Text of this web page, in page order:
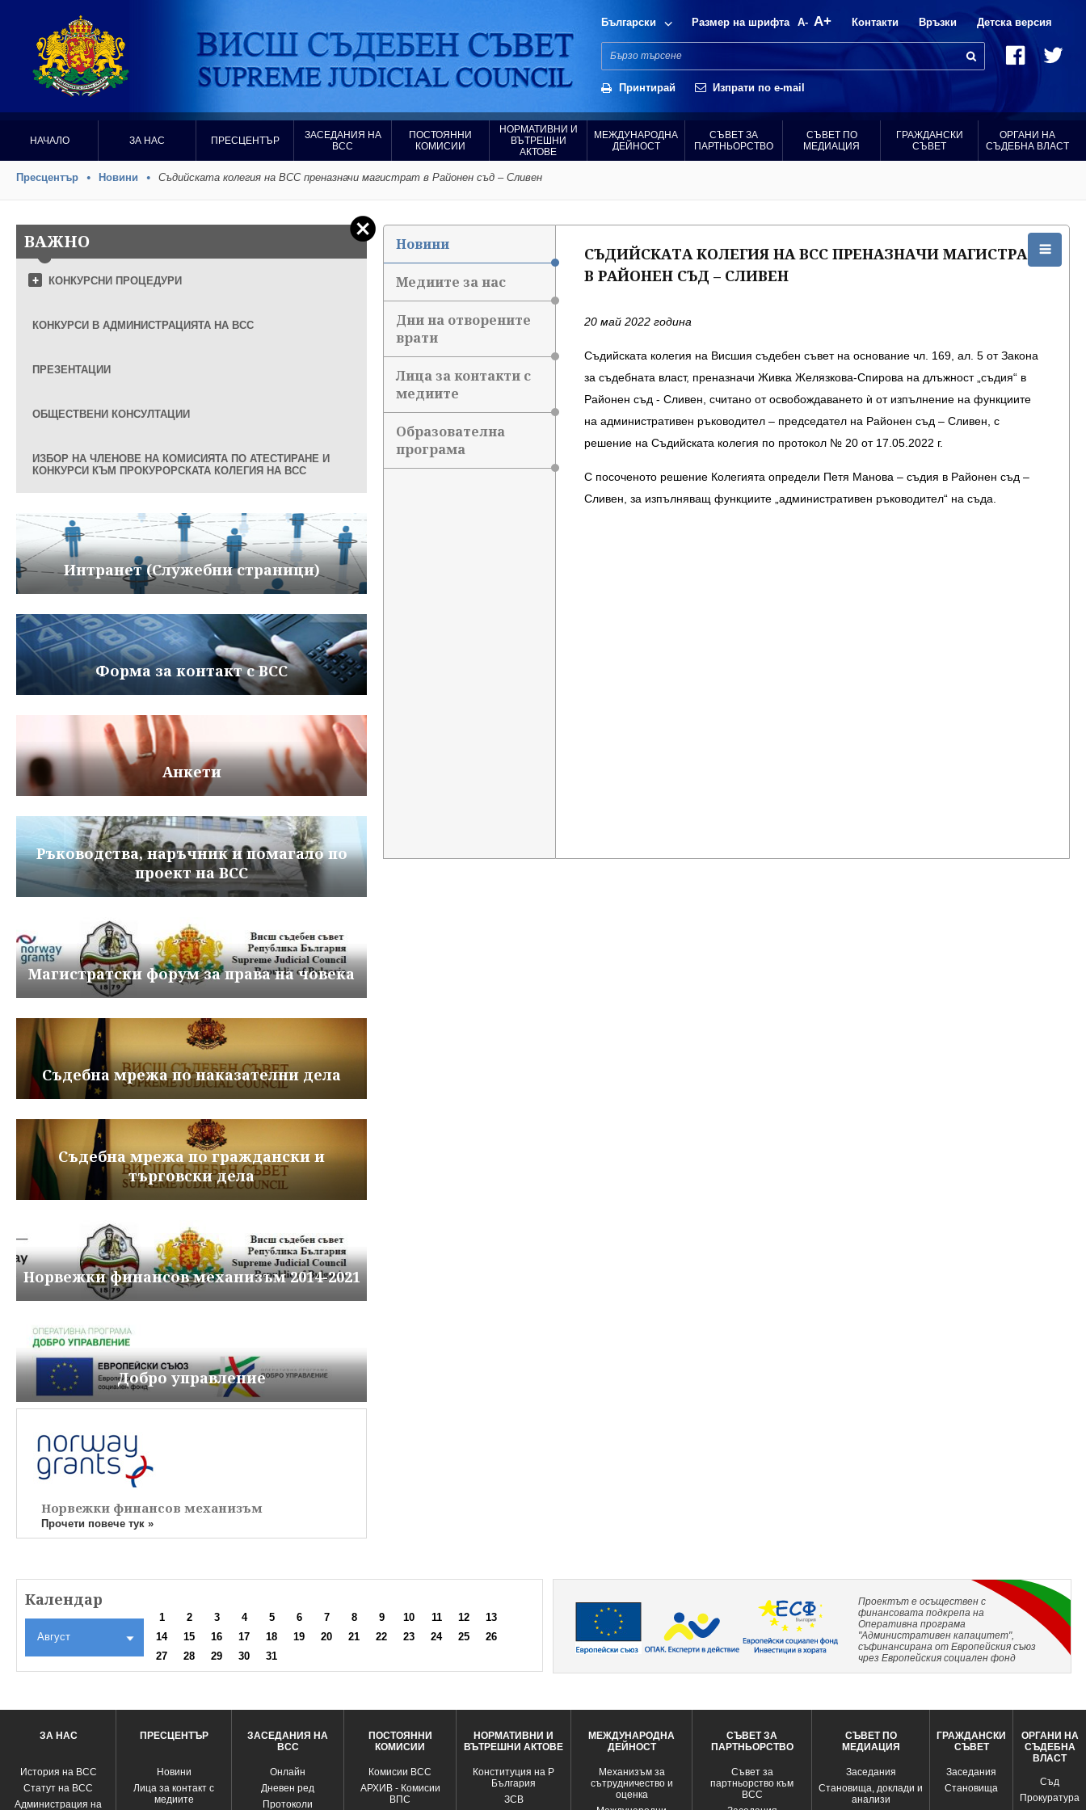
Български Размер на шрифта A- A+ Контакти Връзки Детска версия
Принтирай Изпрати по e-mail
НАЧАЛО ЗА НАС ПРЕСЦЕНТЪР
ЗАСЕДАНИЯ НА
ВСС
ПОСТОЯННИ
КОМИСИИ
НОРМАТИВНИ И
ВЪТРЕШНИ
АКТОВЕ
МЕЖДУНАРОДНА
ДЕЙНОСТ
СЪВЕТ ЗА
ПАРТНЬОРСТВО
СЪВЕТ ПО
МЕДИАЦИЯ
ГРАЖДАНСКИ
СЪВЕТ
ОРГАНИ НА
СЪДЕБНА ВЛАСТ
Пресцентър Новини Съдийската колегия на ВСС преназначи магистрат в Районен съд – Сливен
ВАЖНО
КОНКУРСНИ ПРОЦЕДУРИ
КОНКУРСИ В АДМИНИСТРАЦИЯТА НА ВСС
ПРЕЗЕНТАЦИИ
ОБЩЕСТВЕНИ КОНСУЛТАЦИИ
ИЗБОР НА ЧЛЕНОВЕ НА КОМИСИЯТА ПО АТЕСТИРАНЕ И
КОНКУРСИ КЪМ ПРОКУРОРСКАТА КОЛЕГИЯ НА ВСС
Интранет (Служебни страници)
Форма за контакт с ВСС
Анкети
Ръководства, наръчник и помагало по
проект на ВСС
Магистратски форум за права на човека
Съдебна мрежа по наказателни дела
Съдебна мрежа по граждански и
търговски дела
Норвежки финансов механизъм 2014-2021
Добро управление
Норвежки финансов механизъм
Прочети повече тук »
Новини
Медиите за нас
Дни на отворените
врати
Лица за контакти с
медиите
Образователна
програма
СЪДИЙСКАТА КОЛЕГИЯ НА ВСС ПРЕНАЗНАЧИ МАГИСТРАТ
В РАЙОНЕН СЪД – СЛИВЕН
20 май 2022 година
Съдийската колегия на Висшия съдебен съвет на основание чл. 169, ал. 5 от Закона
за съдебната власт, преназначи Живка Желязкова-Спирова на длъжност „съдия“ в
Районен съд - Сливен, считано от освобождаването ѝ от изпълнение на функциите
на административен ръководител – председател на Районен съд – Сливен, с
решение на Съдийската колегия по протокол № 20 от 17.05.2022 г.
С посоченото решение Колегията определи Петя Манова – съдия в Районен съд –
Сливен, за изпълняващ функциите „административен ръководител“ на съда.
Календар
Август
1 2 3 4 5 6 7 8 9 10 11 12
13
14
15 16 17 18 19 20 21 22 23 24 25
26
27
28 29 30 31
Проектът е осъществен с
финансовата подкрепа на
Оперативна програма
"Административен капацитет",
съфинансирана от Европейския съюз
чрез Европейския социален фонд
ЗА НАС
История на ВСС
Статут на ВСС
Администрация на
ПРЕСЦЕНТЪР
Новини
Лица за контакт с
медиите
ЗАСЕДАНИЯ НА
ВСС
Oнлайн
Дневен ред
Протоколи
ПОСТОЯННИ
КОМИСИИ
Комисии ВСС
АРХИВ - Комисии
ВПС
НОРМАТИВНИ И
ВЪТРЕШНИ АКТОВЕ
Конституция на Р
България
ЗСВ
МЕЖДУНАРОДНА
ДЕЙНОСТ
Механизъм за
сътрудничество и
оценка
СЪВЕТ ЗА
ПАРТНЬОРСТВО
Съвет за
партньорство към
ВСС
СЪВЕТ ПО
МЕДИАЦИЯ
Заседания
Становища, доклади и
анализи
ГРАЖДАНСКИ
СЪВЕТ
Заседания
Становища
ОРГАНИ НА
СЪДЕБНА
ВЛАСТ
Съд
Прокуратура